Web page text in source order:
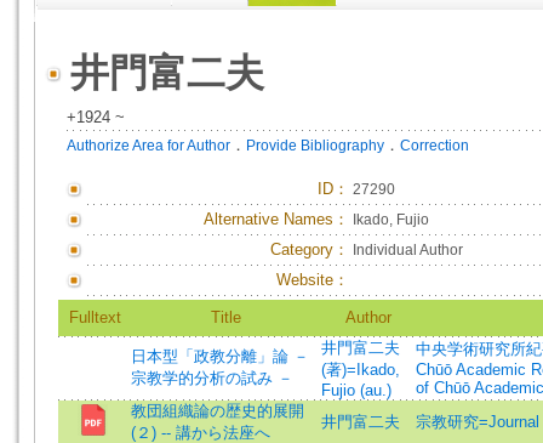
井門富二夫
+1924 ~
Authorize Area for Author ． Provide Bibliography ． Correction
ID ： 27290
Alternative Names： Ikado, Fujio
Category： Individual Author
Website：
Fulltext Title Author
日本型「政教分離」論 －
宗教学的分析の試み －
井門富二夫
(著)=Ikado,
Fujio (au.)
中央学術研究所
Chūō Academic
of Chūō
教団組織論の歴史的展開
(２) -- 講から法座へ
井門富二夫 宗教研究